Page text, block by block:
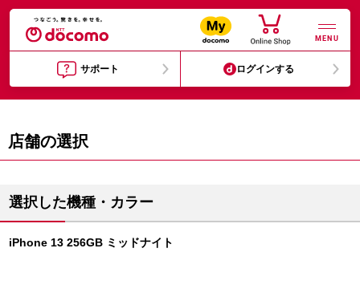
MENU
サポート ログインする
店舗の選択
選択した機種・カラー
iPhone 13 256GB ミッドナイト